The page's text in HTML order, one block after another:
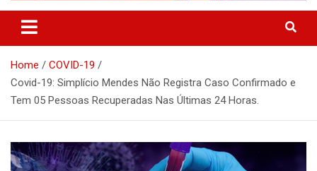
Home
COVID-19
Covid-19: Simplício Mendes Não Registra Caso Confirmado e
Tem 05 Pessoas Recuperadas Nas Últimas 24 Horas.